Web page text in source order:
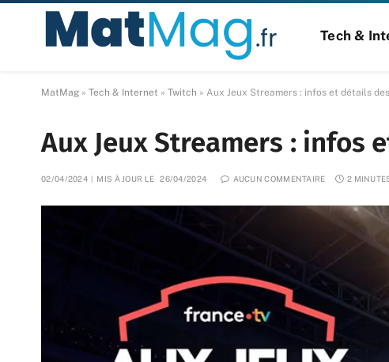
Tech &
MatMag » Tech & Internet » Twitch » Aux Jeux Streamers : infos et détails
Aux Jeux Streamers : infos
02/04/2024 MIS À JOUR LE 26/04/2024 AUCUN COMMENTAIRE 2